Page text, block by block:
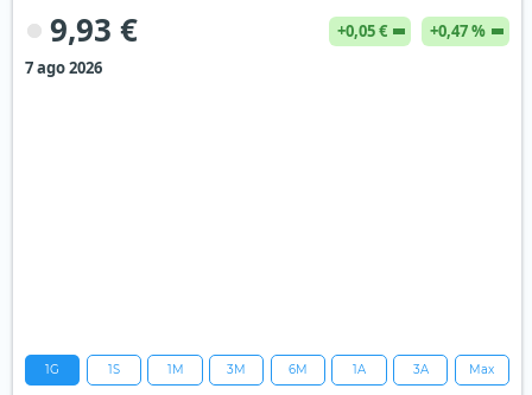
9,93 € +0,05 €
+0,47 %
7 ago 2026
1G 1S 1M 3M 6M 1A 3A Max